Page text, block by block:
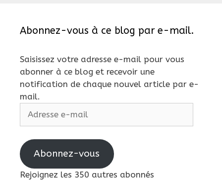
Abonnez-vous à ce blog par e-mail.
Saisissez votre adresse e-mail pour vous
abonner à ce blog et recevoir une
notification de chaque nouvel article par e-
mail.
Abonnez-vous
Rejoignez les 350 autres abonnés